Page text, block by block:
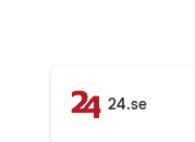
24.se